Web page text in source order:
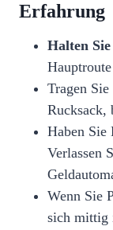
Erfahrung
Halten
Tragen
Rucksack,
Haben Sie
Verlassen
Wenn Sie
sich mittig